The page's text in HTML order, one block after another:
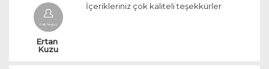
Ertan
Kuzu
İçerikleriniz çok kaliteli teşekkürler